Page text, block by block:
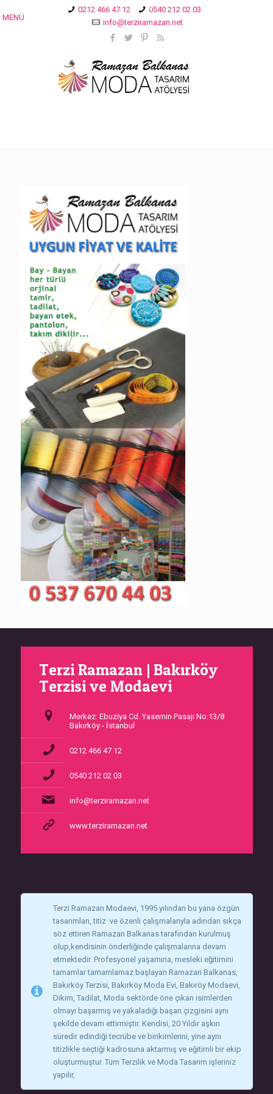
0212 466 47 12
0540 212 02 03
info@terziramazan.net
MENÜ
Terzi Ramazan | Bakırköy
Terzisi ve Modaevi
Merkez: Ebuziya Cd. Yasemin Pasajı No:13/8
Bakırköy - İstanbul
0212 466 47 12
0540 212 02 03
info@terziramazan.net
www.terziramazan.net
Terzi Ramazan Modaevi, 1995 yılından bu yana özgün
tasarımları, titiz ve özenli çalışmalarıyla adından sıkça
söz ettiren Ramazan Balkanas tarafından kurulmuş
olup,kendisinin önderliğinde çalışmalarına devam
etmektedir. Profesyonel yaşamına, mesleki eğitimini
tamamlar tamamlamaz başlayan Ramazan Balkanas,
Bakırköy Terzisi, Bakırköy Moda Evi, Bakıröy Modaevi,
Dikim, Tadilat, Moda sektörde öne çıkan isimlerden
olmayı başarmış ve yakaladığı başarı çizgisini aynı
şekilde devam ettirmiştir. Kendisi, 20 Yıldır aşkın
süredir edindiği tecrübe ve birikimlerini, yine aynı
titizlikle seçtiği kadrosuna aktarmış ve eğitimli bir ekip
oluşturmuştur. Tüm Terzilik ve Moda Tasarım işleriniz
yapılır,